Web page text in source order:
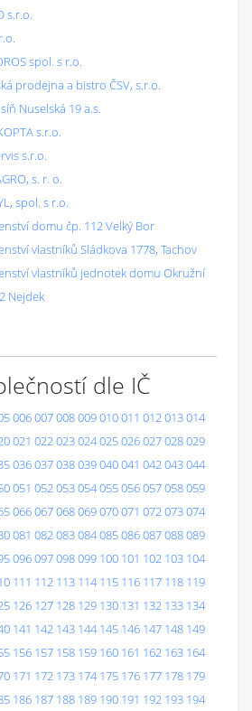
s.r.o.
spol. s r.o.
prodejna a bistro ČSV, s.r.o.
Nuselská 19 a.s.
s.r.o.
s.r.o.
s. r. o.
spol. s r.o.
domu čp. 112 Velký Bor
vlastníků Sládkova 1778, Tachov
vlastníků jednotek domu Okružní
Nejdek
dle IČ
006007008009010011 012013014
021 022023024025026027028029
036037038039040041 042043044
051 052053054055056057058059
066067068069070071 072073074
081 082083084085086087088089
096097098099 100 101 102 103 104
111 112 113 114 115 116 117 118 119
126 127 128 129 130 131 132 133 134
141 142 143 144 145 146 147 148 149
156 157 158 159 160 161 162 163 164
171 172 173 174 175 176 177 178 179
186 187 188 189 190 191 192 193 194